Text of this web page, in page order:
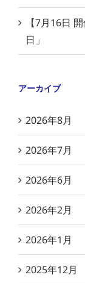
【7月16日
日」
アーカイブ
2026年8月
2026年7月
2026年6月
2026年2月
2026年1月
2025年12月